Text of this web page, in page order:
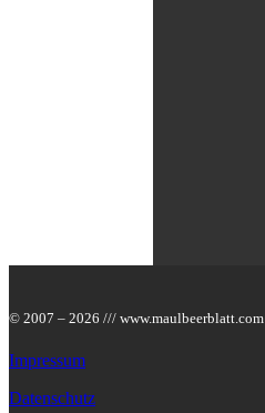
© 2007 – 2026 /// www.maulbeerblatt.com
Impressum
Datenschutz